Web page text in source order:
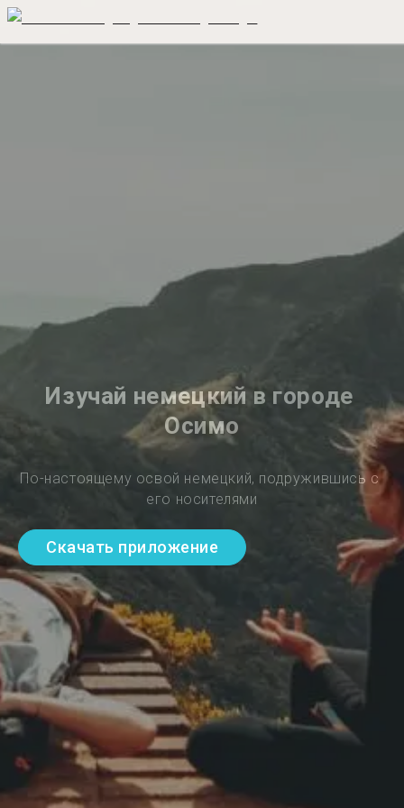
Изучай немецкий в городе
Осимо
По-настоящему освой немецкий, подружившись с
его носителями
Скачать приложение